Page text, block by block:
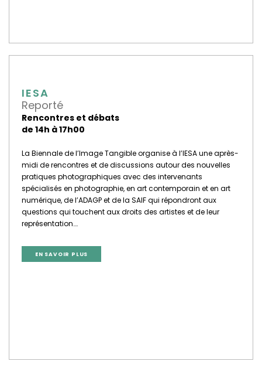
IESA
Reporté
Rencontres et débats
de 14h à 17h00
La Biennale de l’Image Tangible organise à l’IESA une après-
midi de rencontres et de discussions autour des nouvelles
pratiques photographiques avec des intervenants
spécialisés en photographie, en art contemporain et en art
numérique, de l’ADAGP et de la SAIF qui répondront aux
questions qui touchent aux droits des artistes et de leur
représentation….
EN SAVOIR PLUS